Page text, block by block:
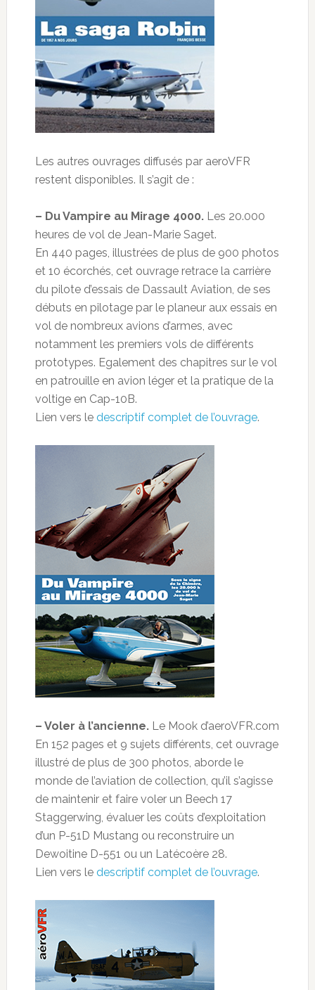
Les autres ouvrages diffusés par aeroVFR
restent disponibles. Il s’agit de :
– Du Vampire au Mirage 4000.Les 20.000
heures de vol de Jean-Marie Saget.
En 440 pages, illustrées de plus de 900 photos
et 10 écorchés, cet ouvrage retrace la carrière
du pilote d’essais de Dassault Aviation, de ses
débuts en pilotage par le planeur aux essais en
vol de nombreux avions d’armes, avec
notamment les premiers vols de différents
prototypes. Egalement des chapitres sur le vol
en patrouille en avion léger et la pratique de la
voltige en Cap-10B.
Lien vers le descriptif complet de l’ouvrage.
– Voler à l’ancienne.Le Mook d’aeroVFR.com
En 152 pages et 9 sujets différents, cet ouvrage
illustré de plus de 300 photos, aborde le
monde de l’aviation de collection, qu’il s’agisse
de maintenir et faire voler un Beech 17
Staggerwing, évaluer les coûts d’exploitation
d’un P-51D Mustang ou reconstruire un
Dewoitine D-551 ou un Latécoère 28.
Lien vers le descriptif complet de l’ouvrage.